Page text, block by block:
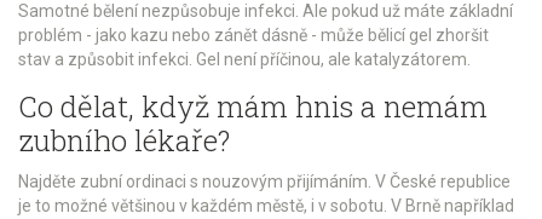
Samotné bělení nezpůsobuje infekci. Ale pokud už máte základní
problém - jako kazu nebo zánět dásně - může bělicí gel zhoršit
stav a způsobit infekci. Gel není příčinou, ale katalyzátorem.
Co dělat, když mám hnis a nemám
zubního lékaře?
Najděte zubní ordinaci s nouzovým přijímáním. V České republice
je to možné většinou v každém městě, i v sobotu. V Brně například